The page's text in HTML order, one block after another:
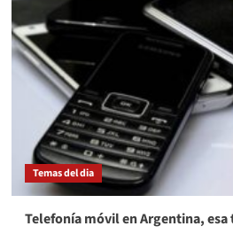
y
de
tsunami
en
Japón,
Estados
Unidos
y
toda
la
del
Temas del dia
Telefonía móvil en Argentina,